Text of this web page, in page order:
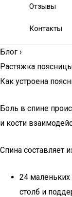
Отзывы
Контакты
Блог ›
Растяжка
Как устроена
Боль в спине
и кости
Спина составляет
24
столб и